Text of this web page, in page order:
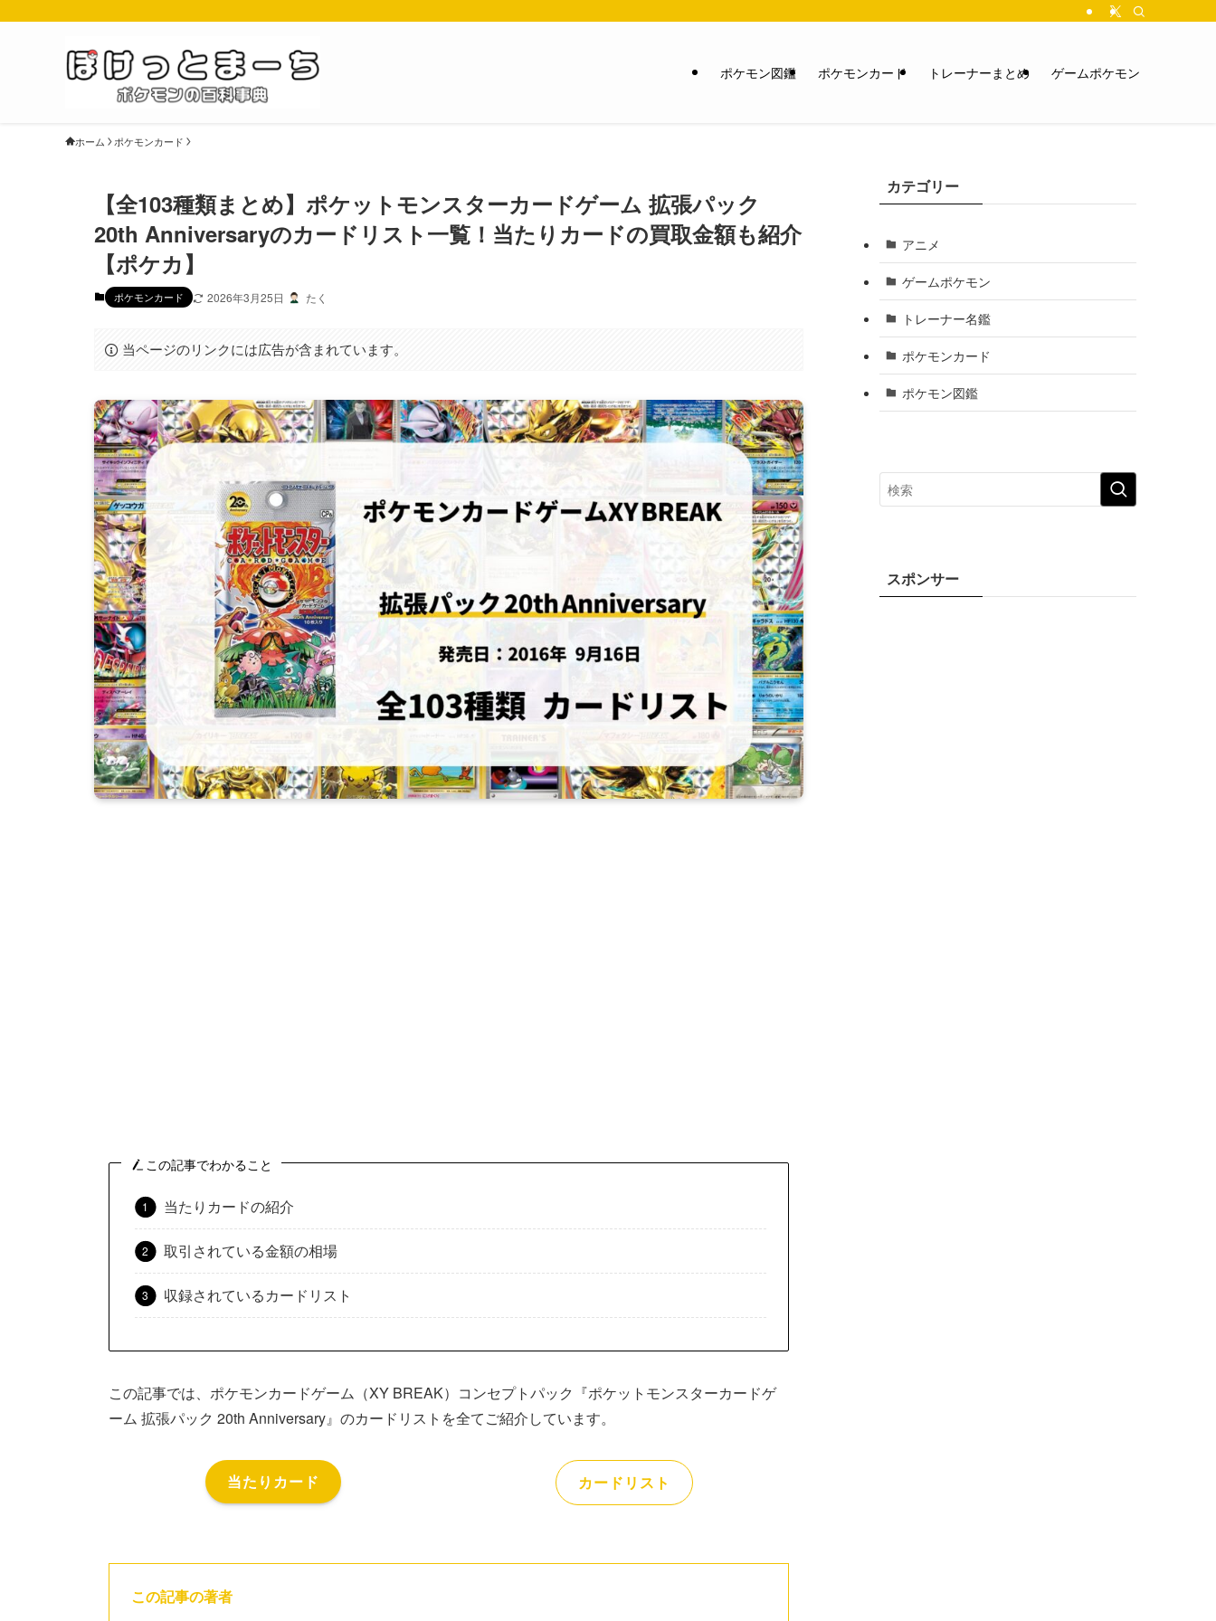
ポケモン図鑑 ポケモンカード トレーナーまとめ ゲームポケモン
ホーム ポケモンカード
【全103種類まとめ】ポケットモンスターカードゲーム 拡張パック
20th Anniversaryのカードリスト一覧！当たりカードの買取金額も紹介
【ポケカ】
ポケモンカード 2026年3月25日 たく
当ページのリンクには広告が含まれています。
この記事でわかること
当たりカードの紹介
取引されている金額の相場
収録されているカードリスト
この記事では、ポケモンカードゲーム（XY BREAK）コンセプトパック『ポケットモンスターカードゲ
ーム 拡張パック 20th Anniversary』のカードリストを全てご紹介しています。
当たりカード カードリスト
この記事の著者
カテゴリー
アニメ
ゲームポケモン
トレーナー名鑑
ポケモンカード
ポケモン図鑑
スポンサー